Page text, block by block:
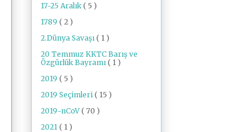
17-25 Aralık ( 5 )
1789 ( 2 )
2.Dünya Savaşı ( 1 )
20 Temmuz KKTC Barış ve
Özgürlük Bayramı ( 1 )
2019 ( 5 )
2019 Seçimleri ( 15 )
2019-nCoV( 70 )
2021 ( 1 )